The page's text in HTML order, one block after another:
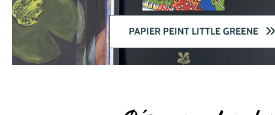
PAPIER PEINT LITTLE GREENE